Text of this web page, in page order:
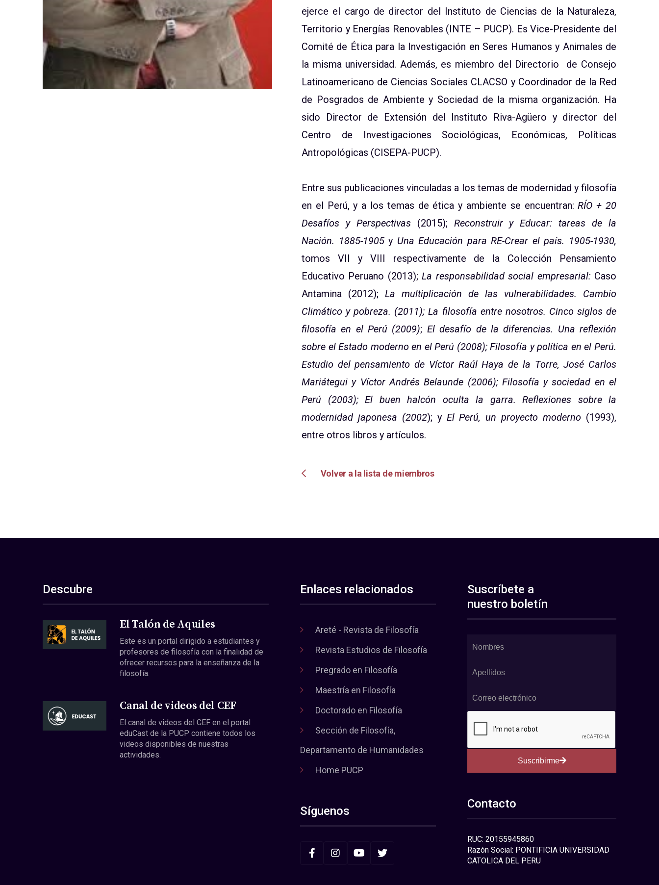
ejerce el cargo de director del Instituto de Ciencias de la Naturaleza,
Territorio y Energías Renovables (INTE – PUCP). Es Vice-Presidente del
Comité de Ética para la Investigación en Seres Humanos y Animales de
la misma universidad. Además, es miembro del Directorio de Consejo
Latinoamericano de Ciencias Sociales CLACSO y Coordinador de la Red
de Posgrados de Ambiente y Sociedad de la misma organización. Ha
sido Director de Extensión del Instituto Riva-Agüero y director del
Centro de Investigaciones Sociológicas, Económicas, Políticas
Antropológicas (CISEPA-PUCP).
Entre sus publicaciones vinculadas a los temas de modernidad y filosofía
en el Perú, y a los temas de ética y ambiente se encuentran:RÍO + 20
Desafíos y Perspectivas(2015); Reconstruir y Educar: tareas de la
Nación. 1885-1905y Una Educación para RE-Crear el país. 1905-1930,
tomos VII y VIII respectivamente de la Colección Pensamiento
Educativo Peruano (2013);La responsabilidad social empresarial: Caso
Antamina (2012); La multiplicación de las vulnerabilidades. Cambio
Climático y pobreza. (2011); La filosofía entre nosotros. Cinco siglos de
filosofía en el Perú (2009); El desafío de la diferencias. Una reflexión
sobre el Estado moderno en el Perú (2008); Filosofía y política en el Perú.
Estudio del pensamiento de Víctor Raúl Haya de la Torre, José Carlos
Mariátegui y Víctor Andrés Belaunde (2006); Filosofía y sociedad en el
Perú (2003); El buen halcón oculta la garra. Reflexiones sobre la
modernidad japonesa (2002); y El Perú, un proyecto moderno (1993),
entre otros libros y artículos.
Volver a la lista de miembros
Descubre
El Talón de Aquiles
Este es un portal dirigido a estudiantes y
profesores de filosofía con la finalidad de
ofrecer recursos para la enseñanza de la
filosofía.
Canal de videos del CEF
El canal de videos del CEF en el portal
eduCast de la PUCP contiene todos los
videos disponibles de nuestras
actividades.
Enlaces relacionados
Areté - Revista de Filosofía
Revista Estudios de Filosofía
Pregrado en Filosofía
Maestría en Filosofía
Doctorado en Filosofía
Sección de Filosofía,
Departamento de Humanidades
Home PUCP
Síguenos
Suscríbete a
nuestro boletín
Suscribirme
Contacto
RUC: 20155945860
Razón Social: PONTIFICIA UNIVERSIDAD
CATOLICA DEL PERU